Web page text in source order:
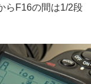
らF16の間は1/2段